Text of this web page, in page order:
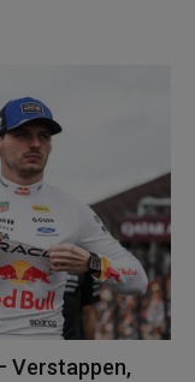
Verstappen,